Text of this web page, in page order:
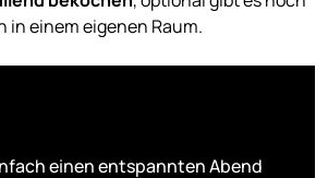
in einem eigenen Raum.
einen entspannten Abend